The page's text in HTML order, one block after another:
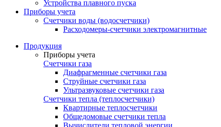
Устройства плавного пуска
Приборы учета
Счетчики воды (водосчетчики)
Расходомеры-счетчики электромагнитные
Продукция
Приборы учета
Счетчики газа
Диафрагменные счетчики газа
Струйные счетчики газа
Ультразвуковые счетчики газа
Счетчики тепла (теплосчетчики)
Квартирные теплосчетчики
Общедомовые счетчики тепла
Вычислители тепловой энергии